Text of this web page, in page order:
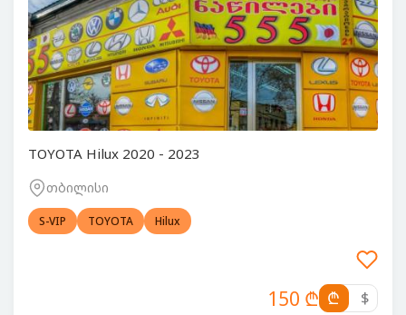
TOYOTA Hilux 2020 - 2023
თბილისი
S-VIP TOYOTA Hilux
150 ₾ ₾ $